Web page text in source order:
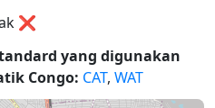
❌
yang digunakan
Congo: CAT, WAT